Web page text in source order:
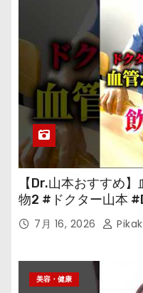
【Dr.山本おすすめ
物2 #ドクター山本
7月 16, 2026
美容・健康